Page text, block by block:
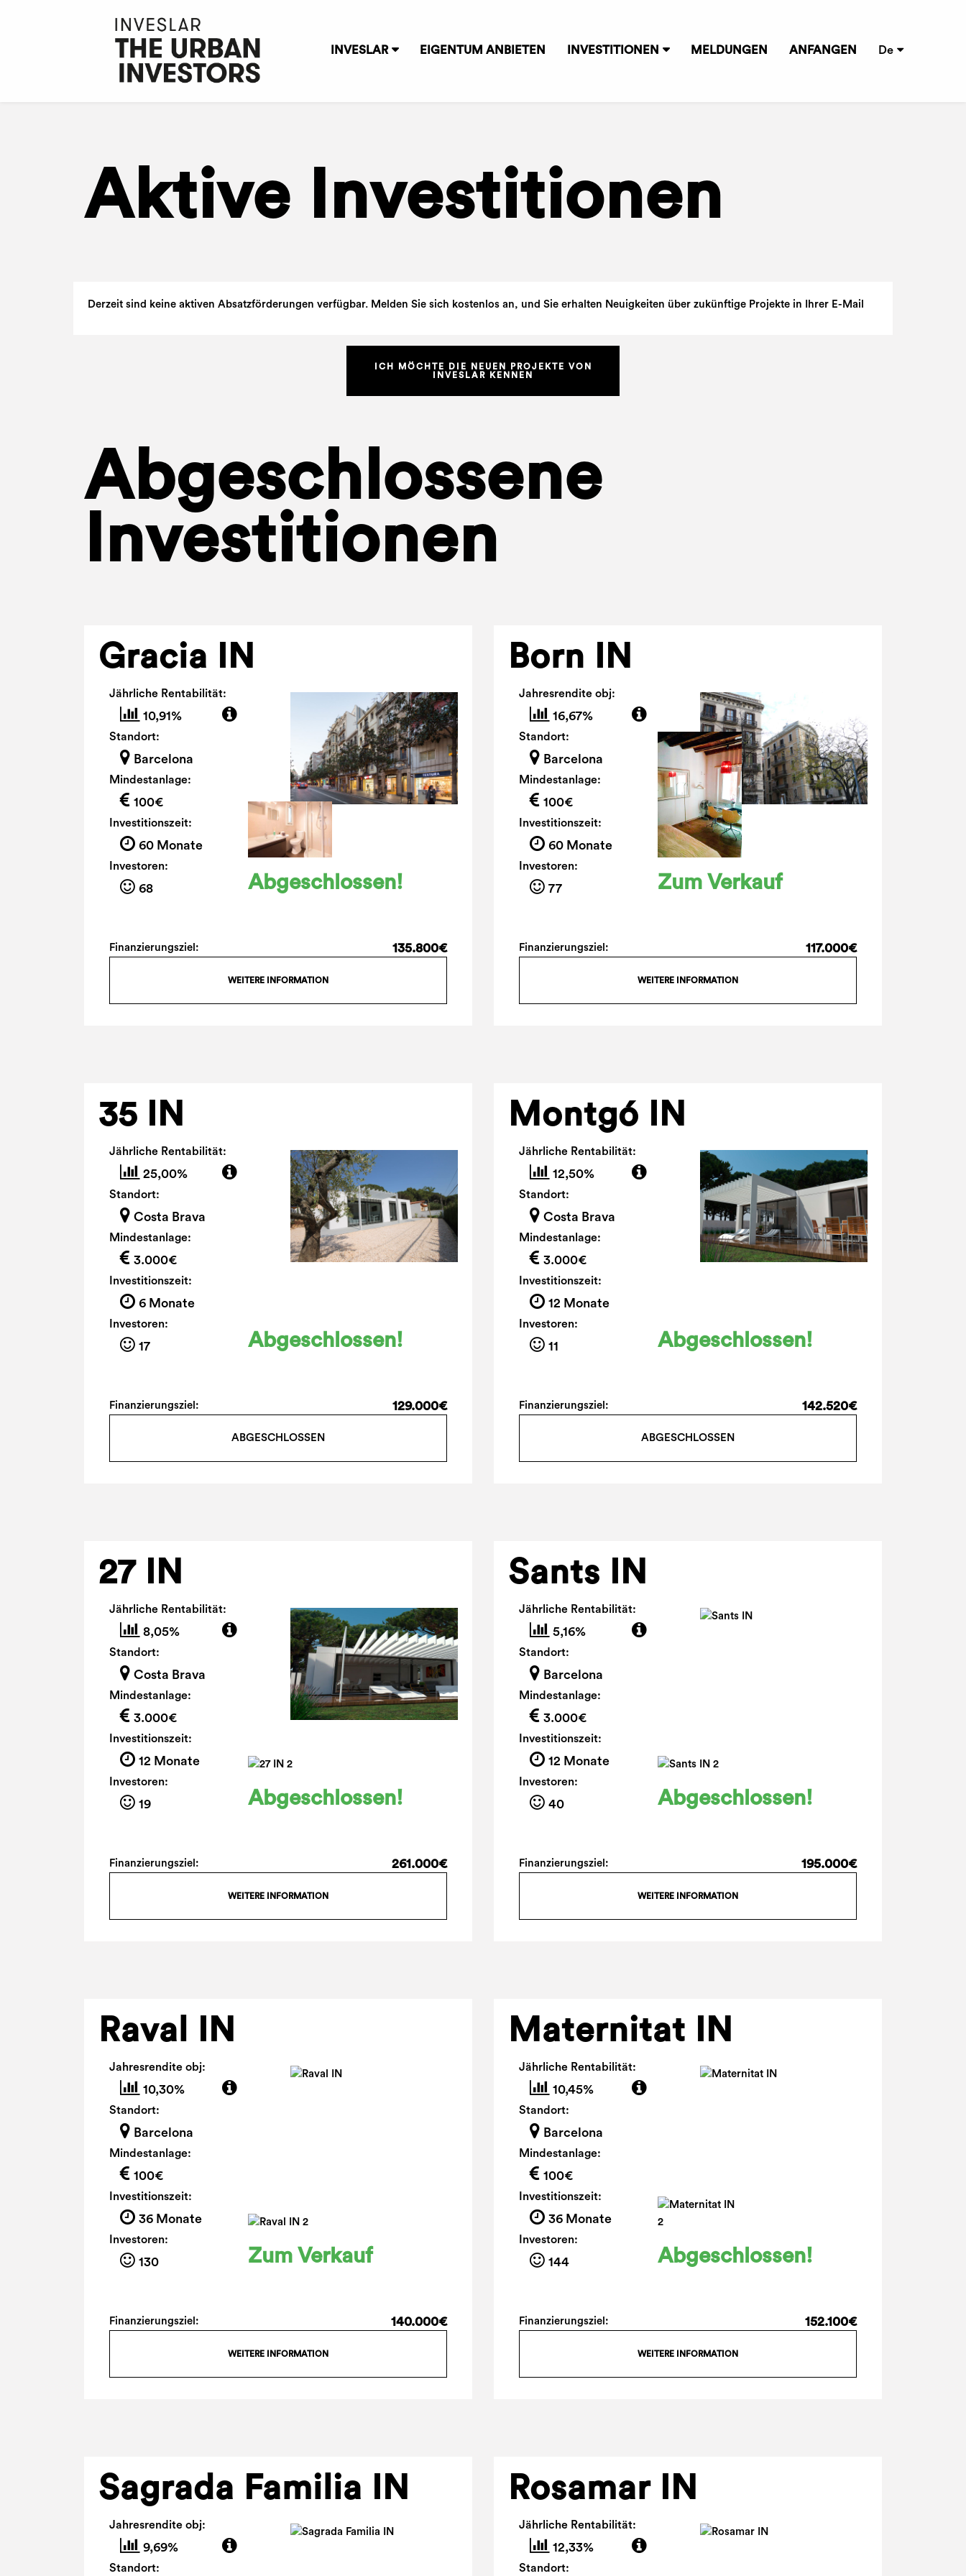
INVESLAR EIGENTUM ANBIETEN INVESTITIONEN MELDUNGEN ANFANGEN De
Aktive Investitionen
Derzeit sind keine aktiven Absatzförderungen verfügbar. Melden Sie sich kostenlos an, und Sie erhalten Neuigkeiten über zukünftige Projekte in Ihrer E-Mail
ICH MÖCHTE DIE NEUEN PROJEKTE VON
INVESLAR KENNEN
Abgeschlossene
Investitionen
Gracia IN
Jährliche Rentabilität:
10,91%
Standort:
Barcelona
Mindestanlage:
100€
Investitionszeit:
60 Monate
Investoren:
68 Abgeschlossen!
Finanzierungsziel: 135.800€
WEITERE INFORMATION
Born IN
Jahresrendite obj:
16,67%
Standort:
Barcelona
Mindestanlage:
100€
Investitionszeit:
60 Monate
Investoren:
77 Zum Verkauf
Finanzierungsziel: 117.000€
WEITERE INFORMATION
35 IN
Jährliche Rentabilität:
25,00%
Standort:
Costa Brava
Mindestanlage:
3.000€
Investitionszeit:
6 Monate
Investoren:
17 Abgeschlossen!
Finanzierungsziel: 129.000€
ABGESCHLOSSEN
Montgó IN
Jährliche Rentabilität:
12,50%
Standort:
Costa Brava
Mindestanlage:
3.000€
Investitionszeit:
12 Monate
Investoren:
11 Abgeschlossen!
Finanzierungsziel: 142.520€
ABGESCHLOSSEN
27 IN
Jährliche Rentabilität:
8,05%
Standort:
Costa Brava
Mindestanlage:
3.000€
Investitionszeit:
12 Monate
Investoren:
19 Abgeschlossen!
Finanzierungsziel: 261.000€
WEITERE INFORMATION
Sants IN
Jährliche Rentabilität:
5,16%
Standort:
Barcelona
Mindestanlage:
3.000€
Investitionszeit:
12 Monate
Investoren:
40 Abgeschlossen!
Finanzierungsziel: 195.000€
WEITERE INFORMATION
Raval IN
Jahresrendite obj:
10,30%
Standort:
Barcelona
Mindestanlage:
100€
Investitionszeit:
36 Monate
Investoren:
130 Zum Verkauf
Finanzierungsziel: 140.000€
WEITERE INFORMATION
Maternitat IN
Jährliche Rentabilität:
10,45%
Standort:
Barcelona
Mindestanlage:
100€
Investitionszeit:
36 Monate
Investoren:
144 Abgeschlossen!
Finanzierungsziel: 152.100€
WEITERE INFORMATION
Sagrada Familia IN
Jahresrendite obj:
9,69%
Standort:
Rosamar IN
Jährliche Rentabilität:
12,33%
Standort: